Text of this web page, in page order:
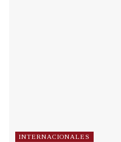
INTERNACIONALES